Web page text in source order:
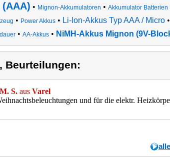
• Mignon-Akkumulatoren • Akkumulator Batterien
• Power Akkus • Li-Ion-Akkus Typ AAA / Micro •
• AA-Akkus• NiMH-Akkus Mignon (9V-
Beurteilungen:
M. S. aus Varel
und für die elektr.